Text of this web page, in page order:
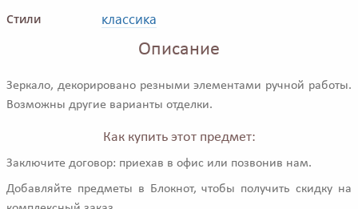
Стили классика
Описание
Зеркало, декорировано резными элементами ручной работы.
Возможны другие варианты отделки.
Как купить этот предмет:
Заключите договор: приехав в офис или позвонив нам.
Добавляйте предметы в Блокнот, чтобы получить скидку на